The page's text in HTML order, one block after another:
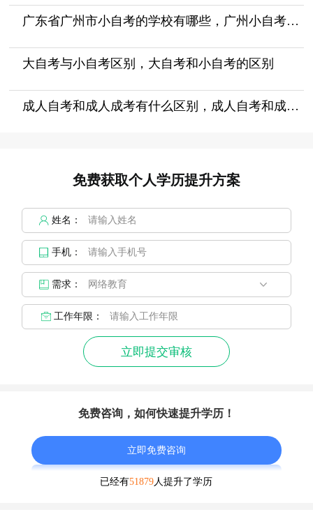
广东省广州市小自考的学校有哪些，广州小自考报什么机构好
大自考与小自考区别，大自考和小自考的区别
成人自考和成人成考有什么区别，成人自考和成考的区别
免费获取个人学历提升方案
姓名：
手机：
需求：
工作年限：
立即提交审核
免费咨询，如何快速提升学历！
立即免费咨询
已经有51879 人提升了学历